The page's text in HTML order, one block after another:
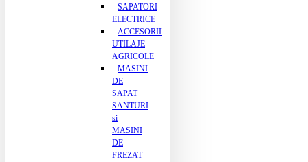
SAPATORI
ELECTRICE
ACCESORII
UTILAJE
AGRICOLE
MASINI
DE
SAPAT
SANTURI
si
MASINI
DE
FREZAT